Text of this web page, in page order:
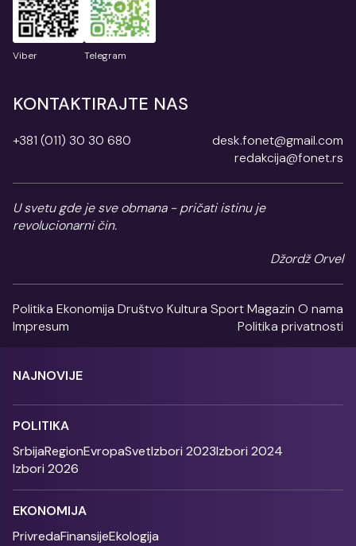
Viber Telegram
KONTAKTIRAJTE NAS
+381 (011) 30 30 680
desk.fonet@gmail.com
redakcija@fonet.rs
U svetu gde je sve obmana - pričati istinu je
revolucionarni čin.
Džordž Orvel
Politika Ekonomija Društvo Kultura SportMagazin O nama
Impresum
Politika privatnosti
NAJNOVIJE
POLITIKA
SrbijaRegionEvropaSvetIzbori 2023Izbori 2024
Izbori 2026
EKONOMIJA
PrivredaFinansijeEkologija